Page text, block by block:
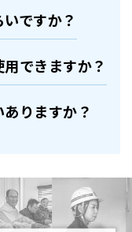
ですか？
できますか？
りますか？